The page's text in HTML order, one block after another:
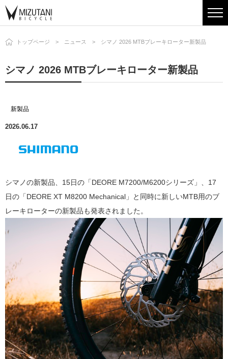
トップページ ニュース シマノ 2026 MTBブレーキローター新製品
シマノ 2026 MTBブレーキローター新製品
新製品
2026.06.17
シマノの新製品、15日の「DEORE M7200/M6200シリーズ」、17
日の「DEORE XT M8200 Mechanical」と同時に新しいMTB用のブ
レーキローターの新製品も発表されました。